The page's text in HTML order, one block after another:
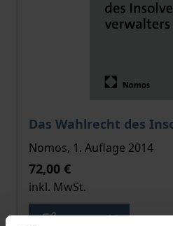
Das Wahlrecht des
Der Preis dieses Titels
Nomos, 1. Auflage 2014
72,00 €
inkl. MwSt.
Zur Auswahl